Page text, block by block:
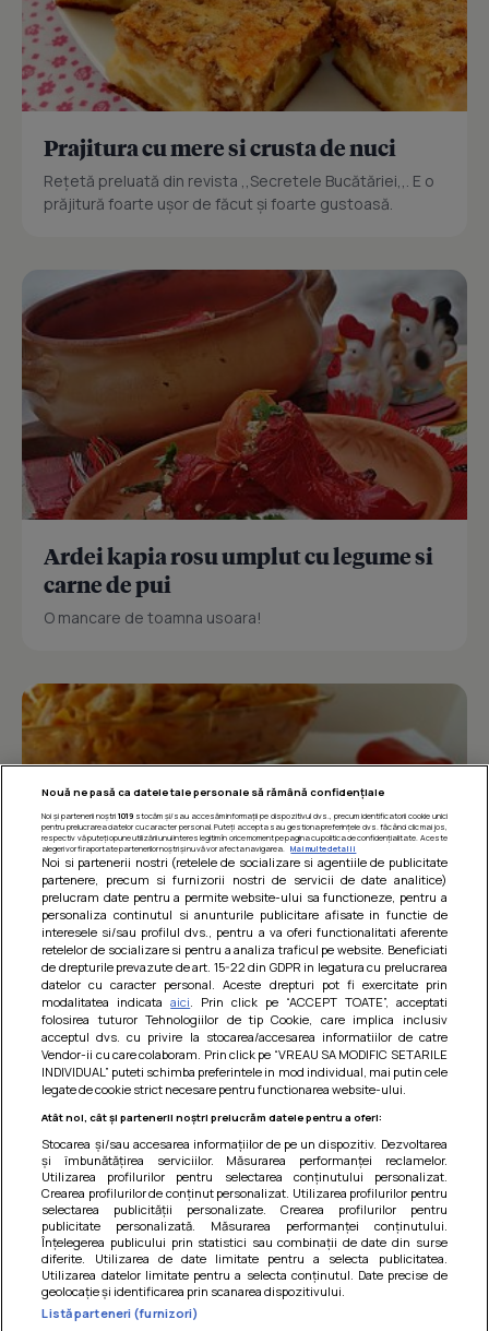
Prajitura cu mere si crusta de nuci
Reţetă preluată din revista ,,Secretele Bucătăriei,,. E o
prăjitură foarte uşor de făcut şi foarte gustoasă.
Ardei kapia rosu umplut cu legume si
carne de pui
O mancare de toamna usoara!
Paste integrale cu carne de pui in sos
de rosii
O mancare usoara, satioasa si gustoasa! Retete
dietetice
Nouă ne pasă ca datele tale personale să rămână confidențiale
Noi și partenerii noștri 1019stocăm și/sau accesăm informații pe dispozitivul dvs., precum identificatorii cookie unici
pentru prelucrarea datelor cu caracter personal. Puteți accepta sau gestiona preferințele dvs. făcând clic mai jos,
respectiv vă puteți opune utilizării unui interes legitim în orice moment pe pagina cu politica de confidențialitate. Aceste
alegeri vor fi raportate partenerilor noștri și nu vă vor afecta navigarea.
Mai multe detalii
Noi si partenerii nostri (retelele de socializare si agentiile de publicitate
partenere, precum si furnizorii nostri de servicii de date analitice)
prelucram date pentru a permite website-ului sa functioneze, pentru a
personaliza continutul si anunturile publicitare afisate in functie de
interesele si/sau profilul dvs., pentru a va oferi functionalitati aferente
retelelor de socializare si pentru a analiza traficul pe website. Beneficiati
de drepturile prevazute de art. 15-22 din GDPR in legatura cu prelucrarea
datelor cu caracter personal. Aceste drepturi pot fi exercitate prin
modalitatea indicataaici . Prin click pe “ACCEPT TOATE”, acceptati
folosirea tuturor Tehnologiilor de tip Cookie, care implica inclusiv
acceptul dvs. cu privire la stocarea/accesarea informatiilor de catre
Vendor-ii cu care colaboram. Prin click pe “VREAU SA MODIFIC SETARILE
INDIVIDUAL” puteti schimba preferintele in mod individual, mai putin cele
legate de cookie strict necesare pentru functionarea website-ului.
Atât noi, cât și partenerii noștri prelucrăm datele pentru a oferi:
Stocarea și/sau accesarea informațiilor de pe un dispozitiv. Dezvoltarea
și îmbunătățirea serviciilor. Măsurarea performanței reclamelor.
Utilizarea profilurilor pentru selectarea conținutului personalizat.
Crearea profilurilor de conținut personalizat. Utilizarea profilurilor pentru
selectarea publicității personalizate. Crearea profilurilor pentru
publicitate personalizată. Măsurarea performanței conținutului.
Înțelegerea publicului prin statistici sau combinații de date din surse
diferite. Utilizarea de date limitate pentru a selecta publicitatea.
Utilizarea datelor limitate pentru a selecta conținutul. Date precise de
geolocație și identificarea prin scanarea dispozitivului.
Listă parteneri (furnizori)